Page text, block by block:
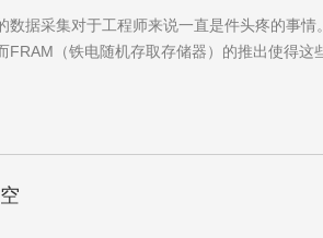
数据采集对于工程师来说一直是件头疼的事情
（铁电随机存取存储器）的推出使得这些问